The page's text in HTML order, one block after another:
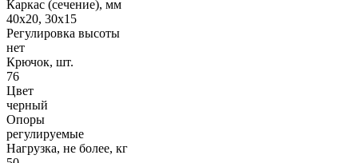
Каркас (сечение), мм
40x20, 30x15
Регулировка высоты
нет
Крючок, шт.
76
Цвет
черный
Опоры
регулируемые
Нагрузка, не более, кг